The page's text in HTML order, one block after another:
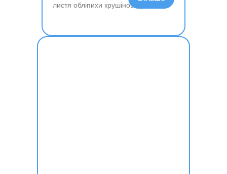
листя обліпихи крушіновидної